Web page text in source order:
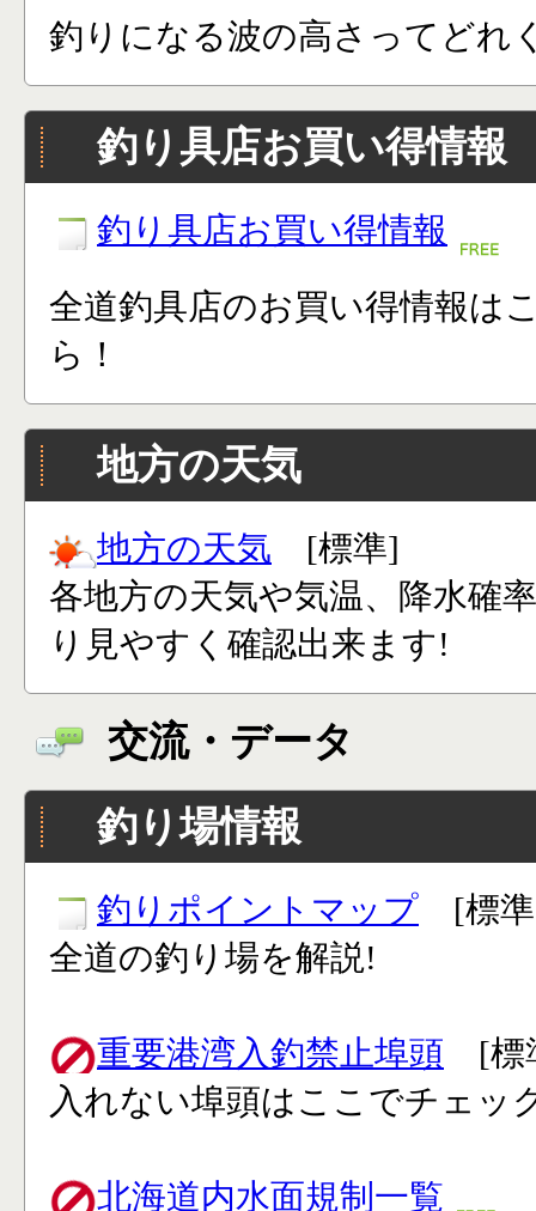
釣りになる波の高さってどれ
釣り具店お買い得情報
釣り具店お買い得情報
全道釣具店のお買い得情報は
ら！
地方の天気
地方の天気 [標準]
各地方の天気や気温、降水確
り見やすく確認出来ます!
交流・データ
釣り場情報
釣りポイントマップ [標
全道の釣り場を解説!
重要港湾入釣禁止埠頭 [標
入れない埠頭はここでチェッ
北海道内水面規制一覧